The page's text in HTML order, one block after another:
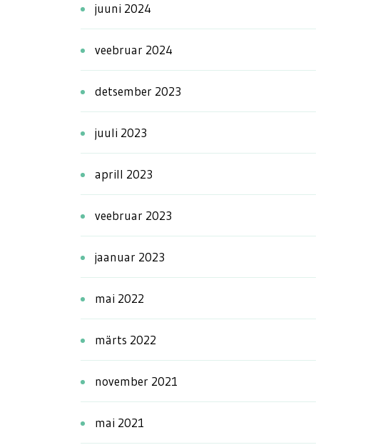
juuni 2024
veebruar 2024
detsember 2023
juuli 2023
aprill 2023
veebruar 2023
jaanuar 2023
mai 2022
märts 2022
november 2021
mai 2021